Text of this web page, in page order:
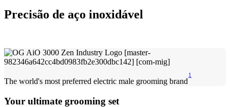
Precisão de aço inoxidável
The world's most preferred electric male grooming brand
1
Your ultimate grooming set